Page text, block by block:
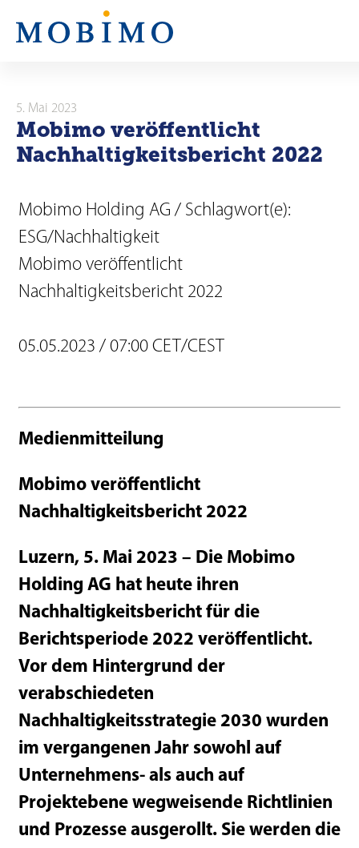
N
a
i
g
t
i
o
n
5. Mai 2023
Mobimo veröffentlicht
Nachhaltigkeitsbericht 2022
Mobimo Holding AG / Schlagwort(e):
ESG/Nachhaltigkeit
Mobimo veröffentlicht
Nachhaltigkeitsbericht 2022
05.05.2023 / 07:00 CET/CEST
Medienmitteilung
Mobimo veröffentlicht
Nachhaltigkeitsbericht 2022
Luzern, 5. Mai 2023 – Die Mobimo
Holding AG hat heute ihren
Nachhaltigkeitsbericht für die
Berichtsperiode 2022 veröffentlicht.
Vor dem Hintergrund der
verabschiedeten
Nachhaltigkeitsstrategie 2030 wurden
im vergangenen Jahr sowohl auf
Unternehmens- als auch auf
Projektebene wegweisende Richtlinien
und Prozesse ausgerollt. Sie werden die